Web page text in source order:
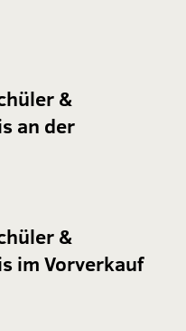
&
an der
&
im Vorverkauf